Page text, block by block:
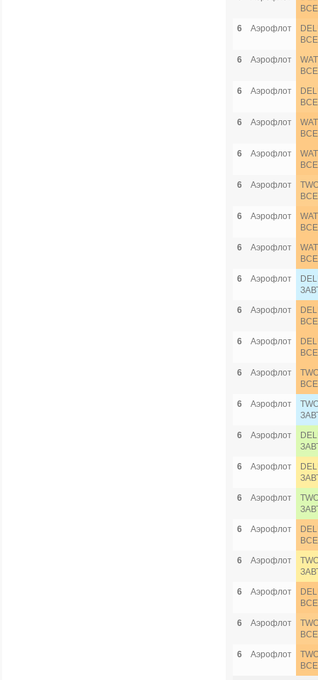
6
Аэрофлот
6
Аэрофлот
6
Аэрофлот
6
Аэрофлот
6
Аэрофлот
6
Аэрофлот
6
Аэрофлот
6
Аэрофлот
6
Аэрофлот
6
Аэрофлот
6
Аэрофлот
6
Аэрофлот
6
Аэрофлот
6
Аэрофлот
6
Аэрофлот
6
Аэрофлот
6
Аэрофлот
6
Аэрофлот
6
Аэрофлот
6
Аэрофлот
6
Аэрофлот